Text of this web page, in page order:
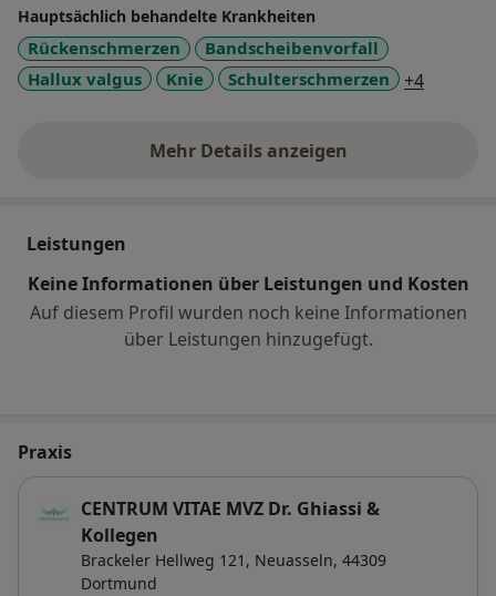
Notfallmedizin, Skelettradiologie, Sonographie der
Bewegungsorgane, Kinesiotaping, Akupunktur,
manueller Medizin und ganzheitlicher Haltungs- und
Bewegungsdiagnostik und Therapie (GHBF e.V.).
Als Facharzt war Dr. Reeger im Klinikum Mittelbaden
Dr. Reeger ist verheiratet und hat 3 Kinder.
Hauptsächlich behandelte Krankheiten
Rückenschmerzen
Bandscheibenvorfall
Hallux valgus
Knie Schulterschmerzen +4
Mehr Details anzeigen
über Erfahrungen
Leistungen
Keine Informationen über Leistungen und Kosten
Auf diesem Profil wurden noch keine Informationen
über Leistungen hinzugefügt.
Praxis
CENTRUM VITAE MVZ Dr. Ghiassi &
Kollegen
Brackeler Hellweg 121, Neuasseln, 44309
Dortmund